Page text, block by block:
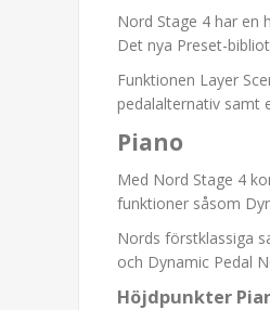
Nord Stage 4 har en
Det nya Preset-
Funktionen Layer
pedalalternativ samt
Piano
Med Nord Stage 4
funktioner såsom
Nords förstklassiga
och Dynamic Pedal
Höjdpunkter